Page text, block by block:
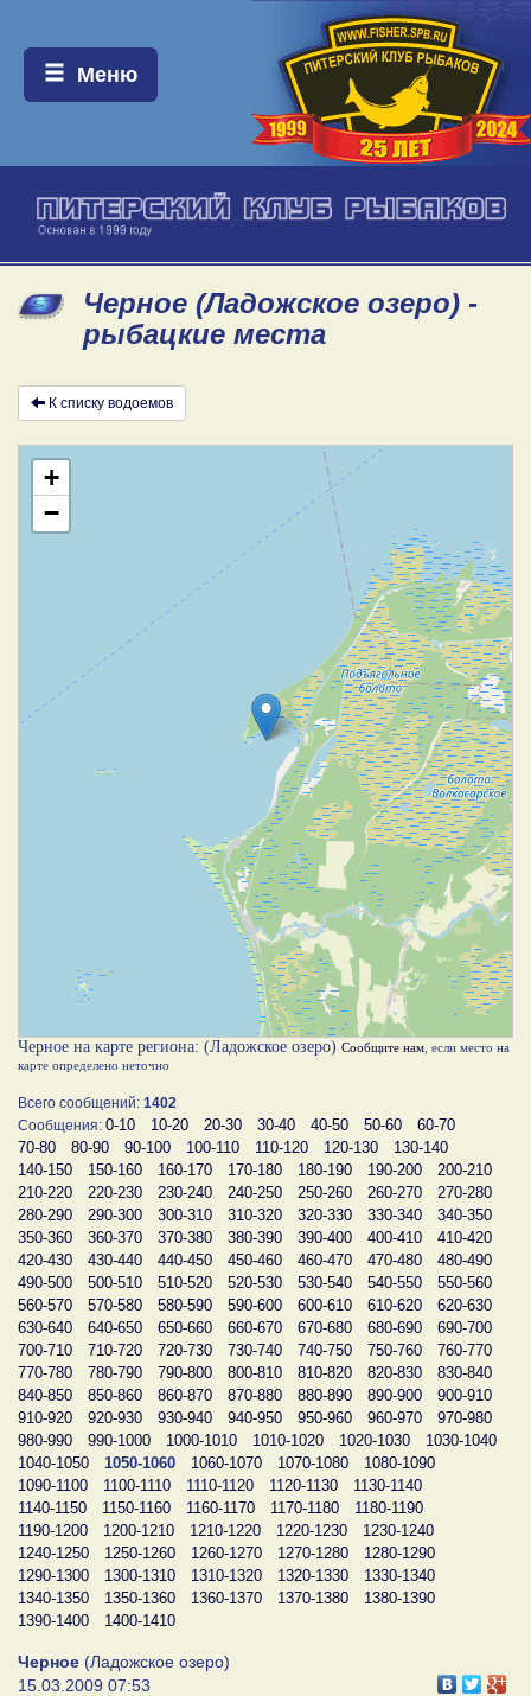
Меню:
Меню
Черное (Ладожское озеро) -
рыбацкие места
К списку водоемов
+
−
Черное на карте региона: (Ладожское озеро) Сообщите нам , если место на
карте определено неточно
Всего сообщений: 1402
Сообщения: 0-10 10-20 20-30 30-40 40-50 50-60
60-70
70-80
80-90 90-100 100-110 110-120 120-130
130-140
140-150
150-160 160-170 170-180 180-190 190-200
200-210
210-220
220-230 230-240 240-250 250-260 260-270
270-280
280-290
290-300 300-310 310-320 320-330 330-340
340-350
350-360
360-370 370-380 380-390 390-400 400-410
410-420
420-430
430-440 440-450 450-460 460-470 470-480
480-490
490-500
500-510 510-520 520-530 530-540 540-550
550-560
560-570
570-580 580-590 590-600 600-610 610-620
620-630
630-640
640-650 650-660 660-670 670-680 680-690
690-700
700-710
710-720 720-730 730-740 740-750 750-760
760-770
770-780
780-790 790-800 800-810 810-820 820-830
830-840
840-850
850-860 860-870 870-880 880-890 890-900
900-910
910-920
920-930 930-940 940-950 950-960 960-970
970-980
980-990
990-1000 1000-1010 1010-1020 1020-1030
1030-1040
1040-1050
1050-1060 1060-1070 1070-1080
1080-1090
1090-1100
1100-1110 1110-1120 1120-1130
1130-1140
1140-1150
1150-1160 1160-1170 1170-1180
1180-1190
1190-1200
1200-1210 1210-1220 1220-1230
1230-1240
1240-1250
1250-1260 1260-1270 1270-1280
1280-1290
1290-1300
1300-1310 1310-1320 1320-1330
1330-1340
1340-1350
1350-1360 1360-1370 1370-1380
1380-1390
1390-1400
1400-1410
Черное (Ладожское озеро)
15.03.2009 07:53